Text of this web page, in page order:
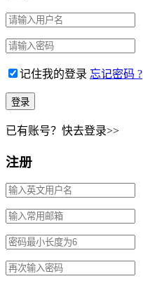
记住我的登录 忘记密码 ?
已有账号？快去登录>>
注册